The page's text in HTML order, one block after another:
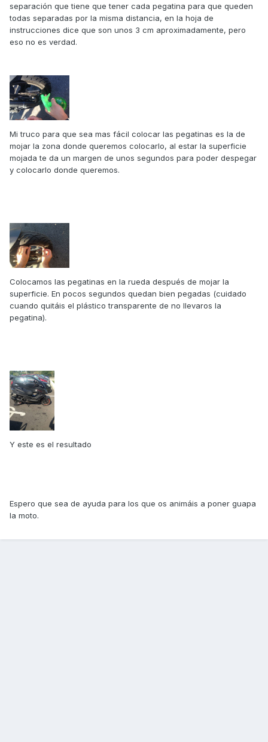
separación que tiene que tener cada pegatina para que queden
todas separadas por la misma distancia, en la hoja de
instrucciones dice que son unos 3 cm aproximadamente, pero
eso no es verdad.
Mi truco para que sea mas fácil colocar las pegatinas es la de
mojar la zona donde queremos colocarlo, al estar la superficie
mojada te da un margen de unos segundos para poder despegar
y colocarlo donde queremos.
Colocamos las pegatinas en la rueda después de mojar la
superficie. En pocos segundos quedan bien pegadas (cuidado
cuando quitáis el plástico transparente de no llevaros la
pegatina).
Y este es el resultado
Espero que sea de ayuda para los que os animáis a poner guapa
la moto.